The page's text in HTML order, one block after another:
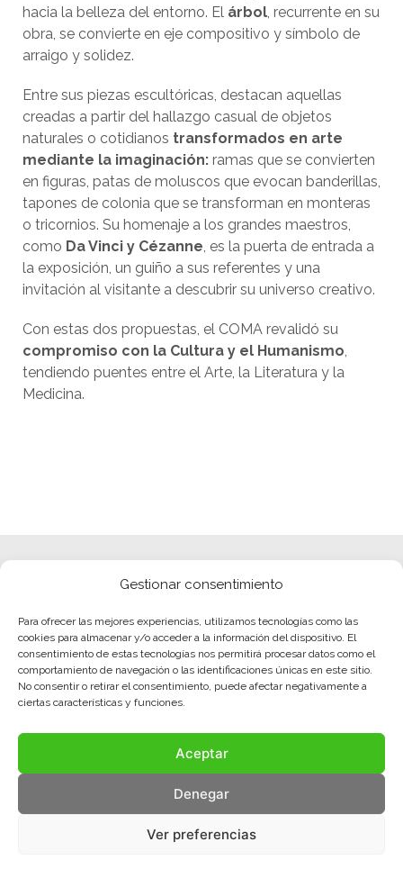
Gestionar consentimiento
Para ofrecer las mejores experiencias, utilizamos tecnologías como las
cookies para almacenar y/o acceder a la información del dispositivo. El
consentimiento de estas tecnologías nos permitirá procesar datos como el
comportamiento de navegación o las identificaciones únicas en este sitio.
No consentir o retirar el consentimiento, puede afectar negativamente a
ciertas características y funciones.
Aceptar
Denegar
Ver preferencias
hacia la belleza del entorno. El árbol , recurrente en su
obra, se convierte en eje compositivo y símbolo de
arraigo y solidez.
Entre sus piezas escultóricas, destacan aquellas
creadas a partir del hallazgo casual de objetos
naturales o cotidianos transformados en arte
mediante la imaginación: ramas que se convierten
en figuras, patas de moluscos que evocan banderillas,
tapones de colonia que se transforman en monteras
o tricornios. Su homenaje a los grandes maestros,
como Da Vinci y Cézanne , es la puerta de entrada a
la exposición, un guiño a sus referentes y una
invitación al visitante a descubrir su universo creativo.
Con estas dos propuestas, el COMA revalidó su
compromiso con la Cultura y el Humanismo
tendiendo puentes entre el Arte, la Literatura y la
Medicina.